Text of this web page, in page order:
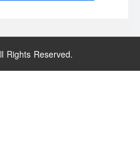
Rights Reserved.